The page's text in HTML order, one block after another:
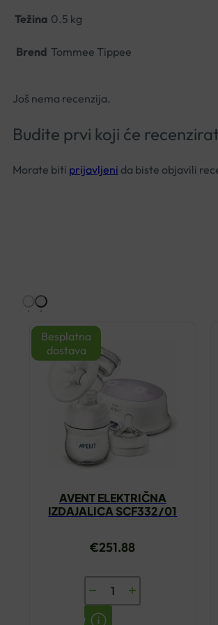
Težina 0.5 kg
Brend Tommee Tippee
Još nema recenzija.
Budite prvi koji će
Morate biti prijavljeni da biste objavili
AVENT ELEKTRIČNA
IZDAJALICA SCF332/01
Besplatna
dostava
€251.88
AVENT
ELEKTRIČNA